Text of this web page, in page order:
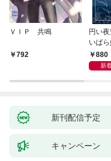
ＶＩＰ 共鳴
792
円い
いば
880
新
新刊配信予定
キャンペーン